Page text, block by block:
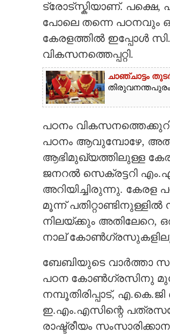
LITERATURE
CONTACT US
ട്രോട്സ്കിയാണ്. പക്ഷെ,
പോലെ തന്നെ പഠനവും
കേരളത്തിൽ ഇപ്പോൾ
വികസനത്തെപ്പറ്റി.
ചാഞ്ചാട്ടം
പഠനം
പഠനം ആവുമ്പോഴേ, അത്
ആഭിമുഖ്യത്തിലുള്ള
ജനറൽ സെക്രട്ടറി
അറിയിച്ചിരുന്നു.
മൂന്ന്
നിലയ്ക്കും അതിലേറെ,​
നാല്
ബേബിയുടെ വാർത്താ
പഠന കോൺഗ്രസിനു
നമ്പൂതിരിപ്പാട്,
ഇ.എം.എസിന്റെ
രാഷ്ട്രീയം